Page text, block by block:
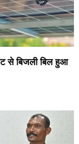
से बिजली बिल हुआ